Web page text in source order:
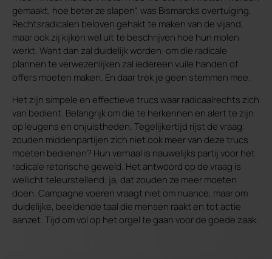
gemaakt, hoe beter ze slapen”, was Bismarcks overtuiging.
Rechtsradicalen beloven gehakt te maken van de vijand,
maar ook zij kijken wel uit te beschrijven hoe hun molen
werkt. Want dan zal duidelijk worden: om die radicale
plannen te verwezenlijken zal iedereen vuile handen of
offers moeten maken. En daar trek je geen stemmen mee.
Het zijn simpele en effectieve trucs waar radicaalrechts zich
van bedient. Belangrijk om die te herkennen en alert te zijn
op leugens en onjuistheden. Tegelijkertijd rijst de vraag:
zouden middenpartijen zich niet ook meer van deze trucs
moeten bedienen? Hun verhaal is nauwelijks partij voor het
radicale retorische geweld. Het antwoord op de vraag is
wellicht teleurstellend: ja, dat zouden ze meer moeten
doen. Campagne voeren vraagt niet om nuance, maar om
duidelijke, beeldende taal die mensen raakt en tot actie
aanzet. Tijd om vol op het orgel te gaan voor de goede zaak.